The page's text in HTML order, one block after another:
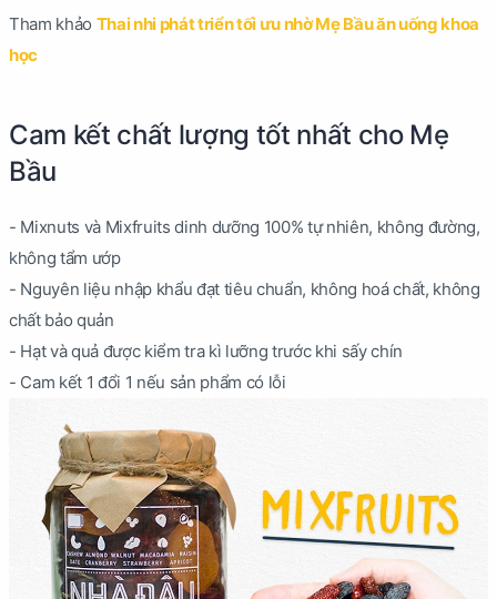
Tham khảo Thai nhi phát triển tối ưu nhờ Mẹ Bầu ăn uống khoa
học
Cam kết chất lượng tốt nhất cho Mẹ
Bầu
- Mixnuts và Mixfruits dinh dưỡng 100% tự nhiên, không đường,
không tẩm ướp
- Nguyên liệu nhập khẩu đạt tiêu chuẩn, không hoá chất, không
chất bảo quản
- Hạt và quả được kiểm tra kì lưỡng trước khi sấy chín
- Cam kết 1 đổi 1 nếu sản phẩm có lỗi